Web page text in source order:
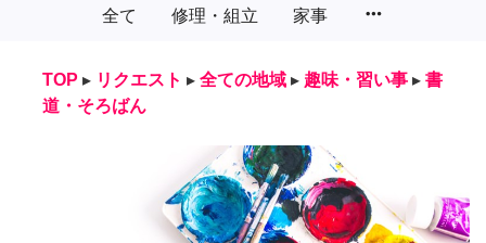
全て 修理・組立 家事 more_horiz
TOP ▸ リクエスト ▸ 全ての地域 ▸ 趣味・習い事 ▸ 書
道・そろばん